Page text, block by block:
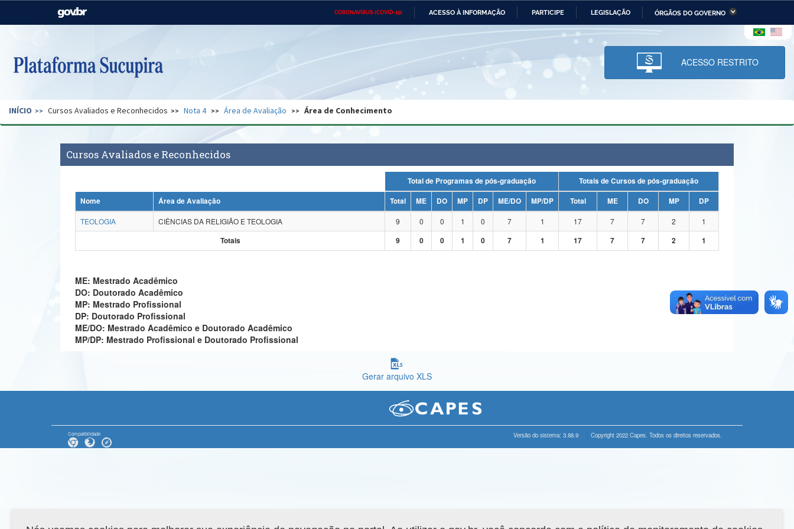
CORONAVÍRUS (COVID-19) ACESSO À INFORMAÇÃO PARTICIPE LEGISLAÇÃO ÓRGÃOS DO GOVERNO
Casa Civil Ministério das Relações Ministério da Economia Ministério da Infraestrutura
Pecuária e Abastecimento
Ministério da Ciência,
Tecnologia, Inovações e
Comunicações
Ministério do Desenvolvimento
Regional e dos Direitos Humanos
Secretaria de Governo Gabinete de Segurança Advocacia-Geral da União Banco Central do Brasil Planalto
ACESSO RESTRITO
INÍCIO Cursos Avaliados e Reconhecidos Nota 4 Área de Avaliação Área de Conhecimento
Cursos Avaliados e Reconhecidos
Total de Programas de pós-graduação
Totais de Cursos de pós-graduação
Nome
Área de Avaliação Total ME DO MP DP ME/DO MP/DP Total ME DO MP
DP
TEOLOGIA
CIÊNCIAS DA RELIGIÃO E TEOLOGIA 9 0 0 1 0 7 1 17 7 7 2
1
Totais
9 0 0 1 0 7 1 17 7 7 2 1
ME: Mestrado Acadêmico
DO: Doutorado Acadêmico
MP: Mestrado Profissional
DP: Doutorado Profissional
ME/DO: Mestrado Acadêmico e Doutorado Acadêmico
MP/DP: Mestrado Profissional e Doutorado Profissional
Gerar arquivo XLS
Compatibilidade Versão do sistema: 3.88.9 Copyright 2022 Capes. Todos os direitos reservados.